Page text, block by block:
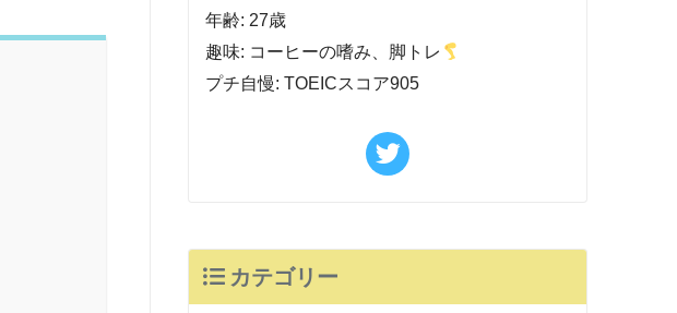
年齢: 27歳
趣味: コーヒーの嗜み、脚トレ
プチ自慢: TOEICスコア905
カテゴリー